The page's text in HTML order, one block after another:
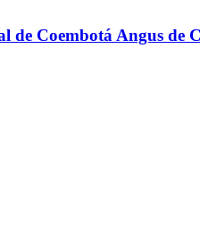
de Coembotá Angus de